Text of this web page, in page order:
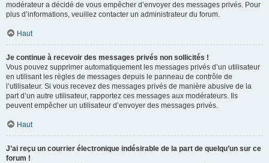
modérateur a décidé de vous empêcher d’envoyer des messages privés. Pour
plus d’informations, veuillez contacter un administrateur du forum.
Haut
Je continue à recevoir des messages privés non sollicités !
Vous pouvez supprimer automatiquement les messages privés d’un utilisateur
en utilisant les règles de messages depuis le panneau de contrôle de
l’utilisateur. Si vous recevez des messages privés de manière abusive de la
part d’un autre utilisateur, rapportez ces messages aux modérateurs. Ils
peuvent empêcher un utilisateur d’envoyer des messages privés.
Haut
J’ai reçu un courrier électronique indésirable de la part de quelqu’un sur ce
forum !